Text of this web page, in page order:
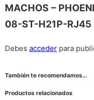
MACHOS –
08-ST-H21P-RJ45
Debes acceder para
También te recomendamos…
Productos relacionados